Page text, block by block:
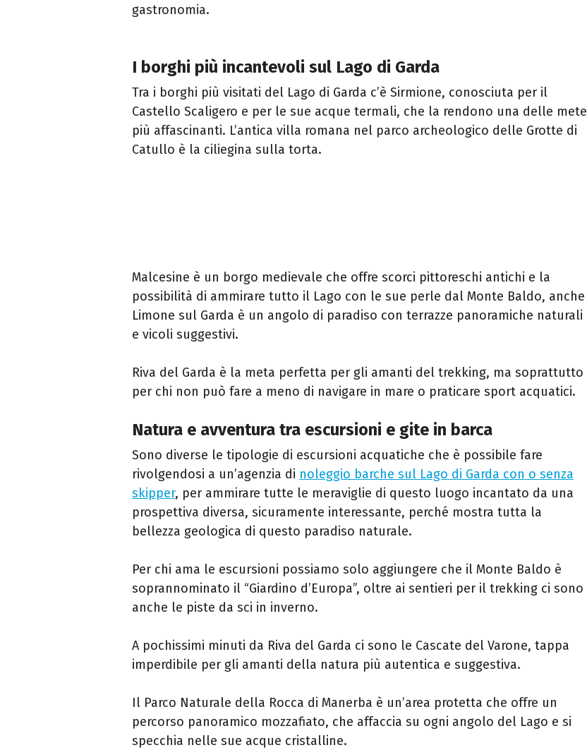
gastronomia.
I borghi più incantevoli sul Lago di Garda
Tra i borghi più visitati del Lago di Garda c’è Sirmione, conosciuta per il
Castello Scaligero e per le sue acque termali, che la rendono una delle mete
più affascinanti. L’antica villa romana nel parco archeologico delle Grotte di
Catullo è la ciliegina sulla torta.
Malcesine è un borgo medievale che offre scorci pittoreschi antichi e la
possibilità di ammirare tutto il Lago con le sue perle dal Monte Baldo, anche
Limone sul Garda è un angolo di paradiso con terrazze panoramiche naturali
e vicoli suggestivi.
Riva del Garda è la meta perfetta per gli amanti del trekking, ma soprattutto
per chi non può fare a meno di navigare in mare o praticare sport acquatici.
Natura e avventura tra escursioni e gite in barca
Sono diverse le tipologie di escursioni acquatiche che è possibile fare
rivolgendosi a un’agenzia di noleggio barche sul Lago di Garda con o senza
skipper, per ammirare tutte le meraviglie di questo luogo incantato da una
prospettiva diversa, sicuramente interessante, perché mostra tutta la
bellezza geologica di questo paradiso naturale.
Per chi ama le escursioni possiamo solo aggiungere che il Monte Baldo è
soprannominato il “Giardino d’Europa”, oltre ai sentieri per il trekking ci sono
anche le piste da sci in inverno.
A pochissimi minuti da Riva del Garda ci sono le Cascate del Varone, tappa
imperdibile per gli amanti della natura più autentica e suggestiva.
Il Parco Naturale della Rocca di Manerba è un’area protetta che offre un
percorso panoramico mozzafiato, che affaccia su ogni angolo del Lago e si
specchia nelle sue acque cristalline.